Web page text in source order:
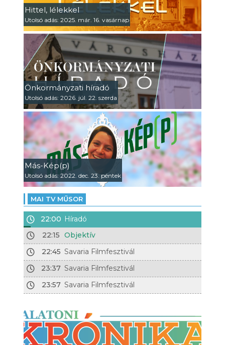
Hittel, lélekkel
Utolsó adás: 2025. már. 16. vasárnap
Önkormányzati híradó
Utolsó adás: 2026. júl. 22. szerda
Más-Kép(p)
Utolsó adás: 2022. dec. 23. péntek
MAI TV MŰSOR
22:00 Híradó
22:15 Objektív
22:45 Savaria Filmfesztivál
23:37 Savaria Filmfesztivál
23:57 Savaria Filmfesztivál